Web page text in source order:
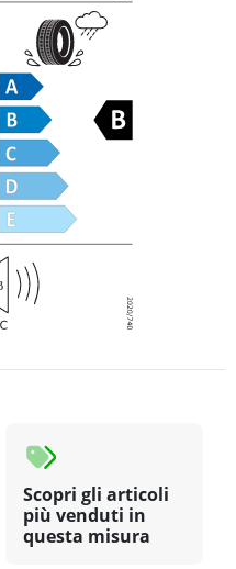
Scopri gli articoli
più venduti in
questa misura